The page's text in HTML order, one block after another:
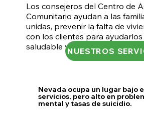
Los consejeros del Centro de
Comunitario ayudan a las
unidas, prevenir la falta de
con los clientes para
saludable y sobria.
Nevada ocupa un lugar bajo
servicios, pero alto en
mental y tasas de suicidio.